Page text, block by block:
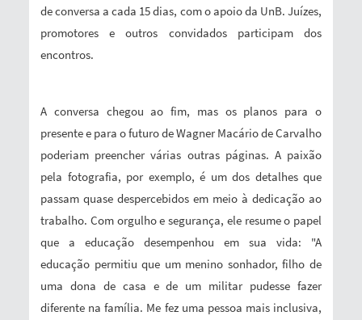
de conversa a cada 15 dias, com o apoio da UnB. Juízes,
promotores e outros convidados participam dos
encontros.
A conversa chegou ao fim, mas os planos para o
presente e para o futuro de Wagner Macário de Carvalho
poderiam preencher várias outras páginas. A paixão
pela fotografia, por exemplo, é um dos detalhes que
passam quase despercebidos em meio à dedicação ao
trabalho. Com orgulho e segurança, ele resume o papel
que a educação desempenhou em sua vida: "A
educação permitiu que um menino sonhador, filho de
uma dona de casa e de um militar pudesse fazer
diferente na família. Me fez uma pessoa mais inclusiva,